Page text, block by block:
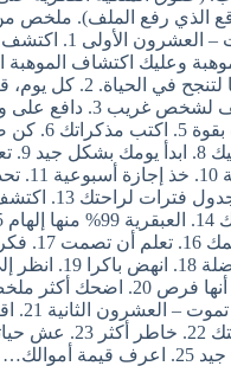
الذي رفع الملف). ملخص
تموت – العشرون
وعليك اكتشاف
عليها لتنجح في
ماضيك
بلباقة
12. جدول
بجسمك 16.
المفضلة 18. انهض
على أنها فرص 20. اضحك
حين
قيمة أموالك…